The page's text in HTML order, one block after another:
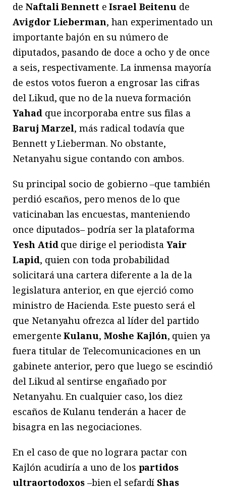
deNaftali BennetteIsrael Beitenude
Avigdor Lieberman, han experimentado un
importante bajón en su número de
diputados, pasando de doce a ocho y de once
a seis, respectivamente. La inmensa mayoría
de estos votos fueron a engrosar las cifras
del Likud, que no de la nueva formación
Yahadque incorporaba entre sus filas a
Baruj Marzel, más radical todavía que
Bennett y Lieberman. No obstante,
Netanyahu sigue contando con ambos.
Su principal socio de gobierno –que también
perdió escaños, pero menos de lo que
vaticinaban las encuestas, manteniendo
once diputados– podría ser la plataforma
Yesh Atidque dirige el periodista Yair
Lapid, quien con toda probabilidad
solicitará una cartera diferente a la de la
legislatura anterior, en que ejerció como
ministro de Hacienda. Este puesto será el
que Netanyahu ofrezca al líder del partido
emergenteKulanu, Moshe Kajlón, quien ya
fuera titular de Telecomunicaciones en un
gabinete anterior, pero que luego se escindió
del Likud al sentirse engañado por
Netanyahu. En cualquier caso, los diez
escaños de Kulanu tenderán a hacer de
bisagra en las negociaciones.
En el caso de que no lograra pactar con
Kajlón acudiría a uno de los partidos
ultraortodoxos –bien el sefardíShas